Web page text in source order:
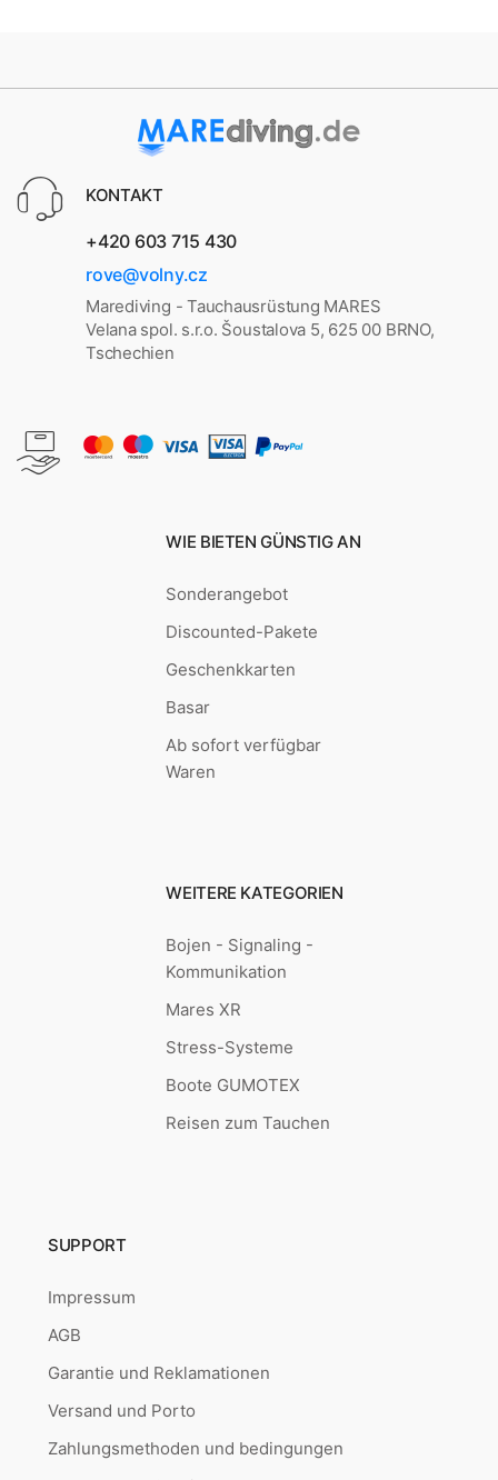
KONTAKT
+420 603 715 430
rove@volny.cz
Marediving - Tauchausrüstung MARES
Velana spol. s.r.o. Šoustalova 5, 625 00 BRNO,
Tschechien
WIE BIETEN GÜNSTIG AN
Sonderangebot
Discounted-Pakete
Geschenkkarten
Basar
Ab sofort verfügbar
Waren
WEITERE KATEGORIEN
Bojen - Signaling -
Kommunikation
Mares XR
Stress-Systeme
Boote GUMOTEX
Reisen zum Tauchen
SUPPORT
Impressum
AGB
Garantie und Reklamationen
Versand und Porto
Zahlungsmethoden und bedingungen